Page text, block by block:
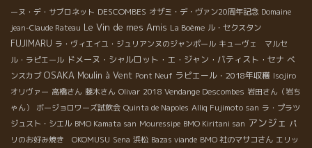
ーヌ・デ・サブロネット DESCOMBES オザミ・デ・ヴァン20周年記念 Domaine
jean-Claude Rateau Le Vin de mes Amis La Boème ル・セクスタン
FUJIMARU ラ・ヴィエイユ・ジュリアンヌのジャンポール キューヴェ マルセ
ル・ラピエール ドメーヌ・シャルロット・エ・ジャン・バティスト・セナ ベ
ンスカブ OSAKA Moulin à Vent Pont Neuf ラピエール・2018年収穫 Isojiro
オリヴァー 高橋さん 藤木さん Olivar 2018 Vendange Descombes 岩田さん（岩ち
ゃん）
ボージョロワーズ試飲会 Quinta de Napoles Alliq Fujimoto san ラ・プラツ
ジュスト・シエル BMO Kamata san Mouressipe BMO Kiritani san アンジェ パ
リのお好み焼き OKOMUSU Sena 浜松 Bazas viande BMO 社のマサコさん エリッ